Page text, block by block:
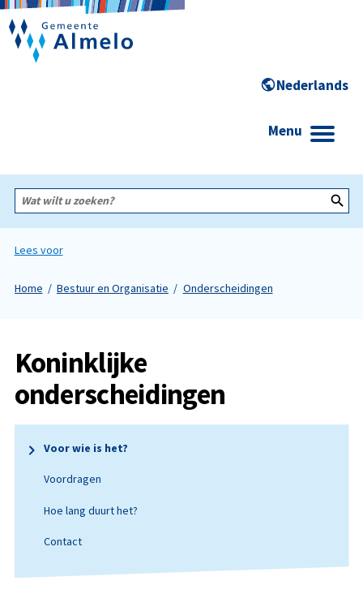
Menu
Wat
wilt
zoeken?
Lees voor
Home Bestuur en Organisatie Onderscheidingen
Koninklijke
onderscheidingen
Voor wie is het?
Voordragen
Hoe lang duurt het?
Contact